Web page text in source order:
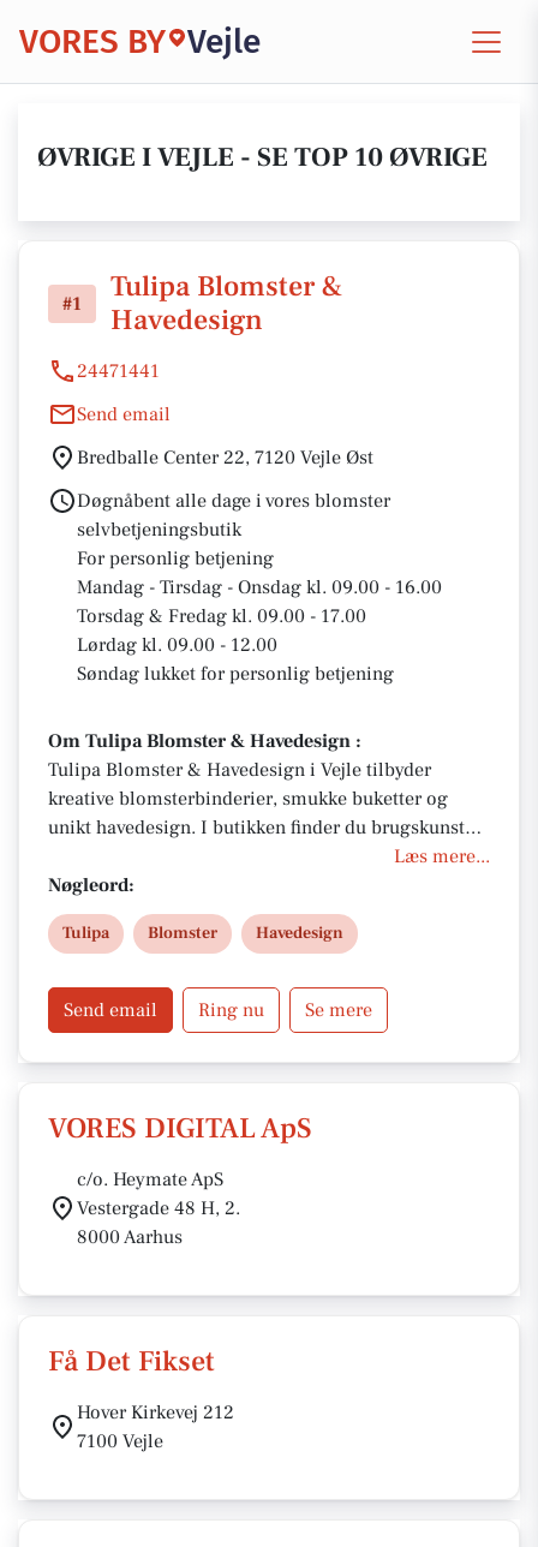
VORES BY Vejle
ØVRIGE I VEJLE - SE TOP 10 ØVRIGE
#1
Tulipa Blomster &
Havedesign
24471441
Send email
Bredballe Center 22, 7120 Vejle Øst
Døgnåbent alle dage i vores blomster
selvbetjeningsbutik
For personlig betjening
Mandag - Tirsdag - Onsdag kl. 09.00 - 16.00
Torsdag & Fredag kl. 09.00 - 17.00
Lørdag kl. 09.00 - 12.00
Søndag lukket for personlig betjening
Om Tulipa Blomster & Havedesign :
Tulipa Blomster & Havedesign i Vejle tilbyder
kreative blomsterbinderier, smukke buketter og
unikt havedesign. I butikken finder du brugskunst
og specialiteter – perfekt til gavekurve. Bestil
blomster til enhver lejlighed med levering samme
dag. Familieejet virksomhed med passion for
kvalitet, håndværk og personlig service.
Læs mere...
Nøgleord:
Tulipa Blomster Havedesign
Send email Ring nu Se mere
VORES DIGITAL ApS
c/o. Heymate ApS
Vestergade 48 H, 2.
8000 Aarhus
Få Det Fikset
Hover Kirkevej 212
7100 Vejle